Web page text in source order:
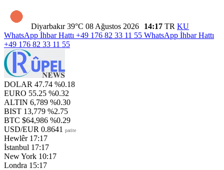
Diyarbakır 39°C 08 Ağustos 2026 14:17 TR KU
WhatsApp İhbar Hattı +49 176 82 33 11 55 WhatsApp İhbar Hattı
+49 176 82 33 11 55
DOLAR 47.74 %0.18
EURO 55.25 %0.32
ALTIN 6,789 %0.30
BIST 13,779 %2.75
BTC $64,986 %0.29
USD/EUR 0.8641 parite
Hewlêr 17:17
İstanbul 17:17
New York 10:17
Londra 15:17